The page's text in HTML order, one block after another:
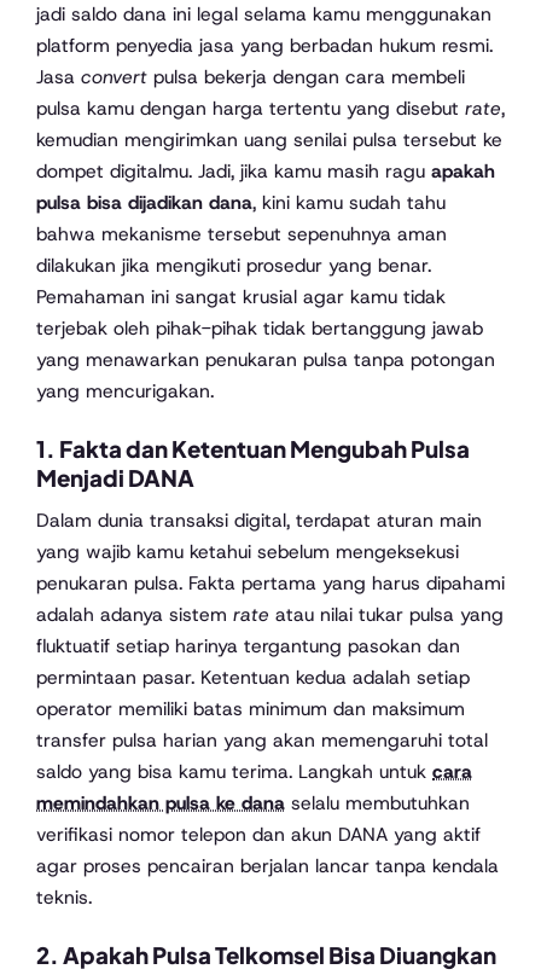
jadi saldo dana ini legal selama kamu menggunakan
platform penyedia jasa yang berbadan hukum resmi.
Jasa convert pulsa bekerja dengan cara membeli
pulsa kamu dengan harga tertentu yang disebut rate,
kemudian mengirimkan uang senilai pulsa tersebut ke
dompet digitalmu. Jadi, jika kamu masih ragu apakah
pulsa bisa dijadikan dana, kini kamu sudah tahu
bahwa mekanisme tersebut sepenuhnya aman
dilakukan jika mengikuti prosedur yang benar.
Pemahaman ini sangat krusial agar kamu tidak
terjebak oleh pihak-pihak tidak bertanggung jawab
yang menawarkan penukaran pulsa tanpa potongan
yang mencurigakan.
1. Fakta dan Ketentuan Mengubah Pulsa
Menjadi DANA
Dalam dunia transaksi digital, terdapat aturan main
yang wajib kamu ketahui sebelum mengeksekusi
penukaran pulsa. Fakta pertama yang harus dipahami
adalah adanya sistem rate atau nilai tukar pulsa yang
fluktuatif setiap harinya tergantung pasokan dan
permintaan pasar. Ketentuan kedua adalah setiap
operator memiliki batas minimum dan maksimum
transfer pulsa harian yang akan memengaruhi total
saldo yang bisa kamu terima. Langkah untuk cara
memindahkan pulsa ke dana selalu membutuhkan
verifikasi nomor telepon dan akun DANA yang aktif
agar proses pencairan berjalan lancar tanpa kendala
teknis.
2. Apakah Pulsa Telkomsel Bisa Diuangkan